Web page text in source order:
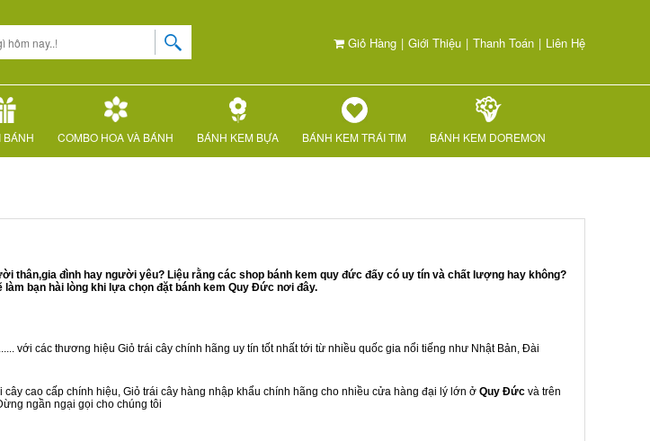
Giỏ Hàng | Giới Thiệu | Thanh Toán | Liên Hệ
BÁNH COMBO HOA VÀ BÁNH BÁNH KEM BỰA BÁNH KEM TRÁI TIM BÁNH KEM DOREMON
thân,gia đình hay người yêu? Liệu rằng các shop bánh kem quy đức đấy có uy tín và chất lượng hay không?
bạn hài lòng khi lựa chọn đặt bánh kem Quy Đức nơi đây.
với các thương hiệu Giỏ trái cây chính hãng uy tín tốt nhất tới từ nhiều quốc gia nổi tiếng như Nhật Bản, Đài
cao cấp chính hiệu, Giỏ trái cây hàng nhập khẩu chính hãng cho nhiều cửa hàng đại lý lớn ở Quy Đức và trên
ngần ngại gọi cho chúng tôi